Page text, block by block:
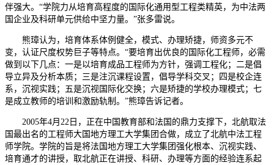
伴强大。“学院力从培育高程度的国际化通用型工程类精英，为中法两
国企业及科研单元供给中坚力量。”张多雷说。
熊璋认为，培育体系体例健全，模式、办理矫捷，师资多元不
变，认证尺度权势巨子等特点。“要培育出优良的国际化工程师，必需
做到以下几点：一是以培育成品工程师为方针，强调工程化；二是倡
导立异及分析本质；三是注沉课程设置，倡导学科交叉；四是校企连
系，沉视实践；五是沉视国际化交换；六是矫捷的学校办理模式；七
是成立教师的培训和激励轨制。”熊璋告诉记者。
2005年4月22日，正在中国教育部和法国的鼎力支撑下，北航取法
国最出名的工程师大国地方理工大学集团合做，成立了北航中法工程
师学院。学院的旨是将法国地方理工大学集团强化根本、沉视实践、
培育通才的讲授，取北航正在讲授、科研、办理等方面的经验连系起